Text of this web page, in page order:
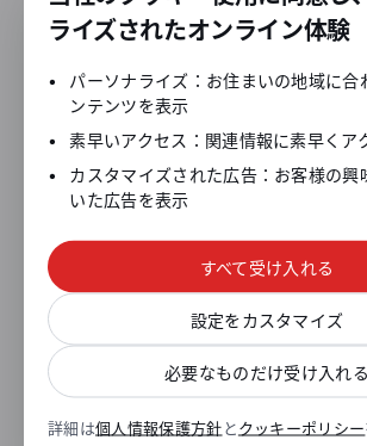
ライズされたオンライン体験
•
パーソナライズ：お住まいの地域に合
ンテンツを表示
•
素早いアクセス：関連情報に素早くア
•
カスタマイズされた広告：お客様の興
いた広告を表示
すべて受け入れる
設定をカスタマイズ
必要なものだけ受け入れる
詳細は個人情報保護方針とクッキーポリシー